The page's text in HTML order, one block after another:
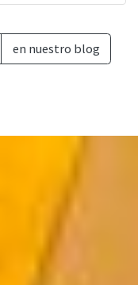
en nuestro blog